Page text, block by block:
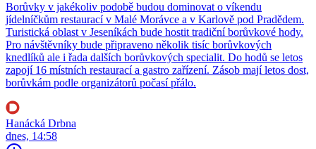
Borůvky v jakékoliv podobě budou dominovat o víkendu
jídelníčkům restaurací v Malé Morávce a v Karlově pod Pradědem.
Turistická oblast v Jeseníkách bude hostit tradiční borůvkové hody.
Pro návštěvníky bude připraveno několik tisíc borůvkových
knedlíků ale i řada dalších borůvkových specialit. Do hodů se letos
zapojí 16 místních restaurací a gastro zařízení. Zásob mají letos dost,
borůvkám podle organizátorů počasí přálo.
Hanácká Drbna
dnes, 14:58